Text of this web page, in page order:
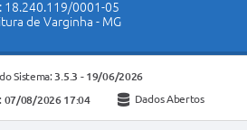
18.240.119/0001-05
de Varginha - MG
Sistema: 3.5.3 - 19/06/2026
07/08/2026 17:04 Dados Abertos